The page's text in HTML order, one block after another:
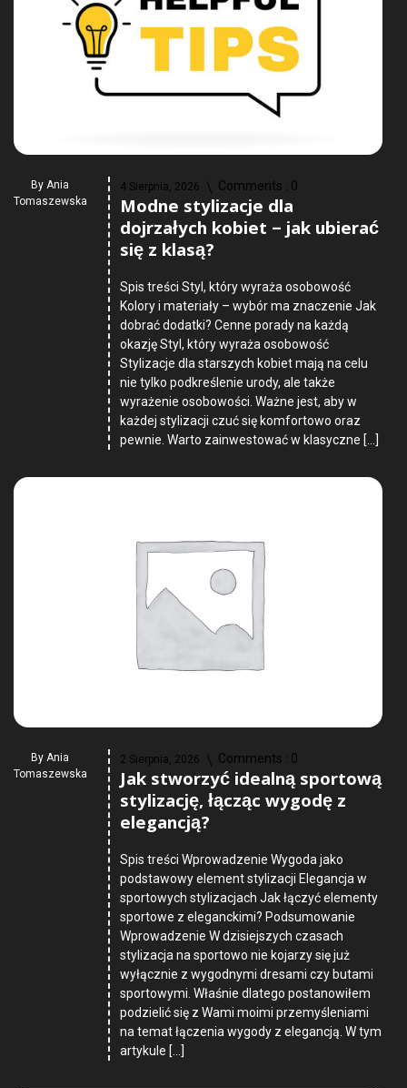
By Ania
Tomaszewska
4 Sierpnia, 2026 Comments : 0
Modne stylizacje dla
dojrzałych kobiet – jak ubierać
się z klasą?
Spis treści Styl, który wyraża osobowość
Kolory i materiały – wybór ma znaczenie Jak
dobrać dodatki? Cenne porady na każdą
okazję Styl, który wyraża osobowość
Stylizacje dla starszych kobiet mają na celu
nie tylko podkreślenie urody, ale także
wyrażenie osobowości. Ważne jest, aby w
każdej stylizacji czuć się komfortowo oraz
pewnie. Warto zainwestować w klasyczne […]
By Ania
Tomaszewska
2 Sierpnia, 2026 Comments : 0
Jak stworzyć idealną sportową
stylizację, łącząc wygodę z
elegancją?
Spis treści Wprowadzenie Wygoda jako
podstawowy element stylizacji Elegancja w
sportowych stylizacjach Jak łączyć elementy
sportowe z eleganckimi? Podsumowanie
Wprowadzenie W dzisiejszych czasach
stylizacja na sportowo nie kojarzy się już
wyłącznie z wygodnymi dresami czy butami
sportowymi. Właśnie dlatego postanowiłem
podzielić się z Wami moimi przemyśleniami
na temat łączenia wygody z elegancją. W tym
artykule […]